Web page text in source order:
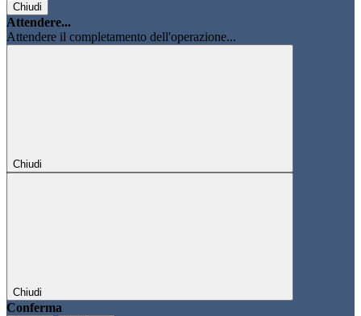
Chiudi
Attendere...
Attendere il completamento dell'operazione...
Chiudi
Chiudi
Conferma